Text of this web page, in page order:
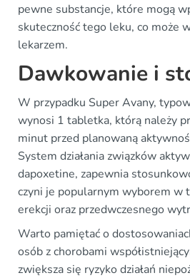
pewne substancje, które mogą
skuteczność tego leku, co może
lekarzem.
Dawkowanie i
W przypadku Super Avany,
wynosi 1 tabletka, którą należy
minut przed planowaną
System działania związków
dapoxetine, zapewnia
czyni je popularnym wyborem w
erekcji oraz przedwczesnego
Warto pamiętać o
osób z chorobami
zwiększa się ryzyko działań